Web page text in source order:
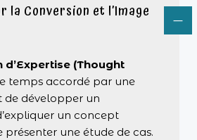
la Conversion et l’Image
(Thought
temps accordé par une
de développer un
un concept
présenter une étude de cas.